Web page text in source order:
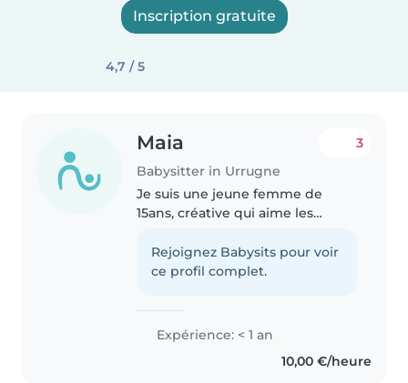
Inscription gratuite
4,7 / 5
Maia
Babysitter in Urrugne
3
Je suis une jeune femme de
15ans, créative qui aime les
je suis empathique. Mon père
possède un hôtel à l'étranger et
Rejoignez Babysits pour voir
ce profil complet.
Expérience: < 1 an
10,00 €/heure